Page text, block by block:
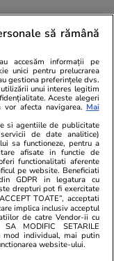
Unica.ro
Nu și ei! S-au
căsnicie! Cei doi
secret. Nimeni
motiv al
să rămână
accesăm informații pe
unici pentru prelucrarea
gestiona preferințele dvs.
unui interes legitim
Aceste alegeri
afecta navigarea. Mai
si agentiile de publicitate
de date analitice)
sa functioneze, pentru a
afisate in functie de
functionalitati aferente
pe website. Beneficiati
GDPR in legatura cu
drepturi pot fi exercitate
TOATE”, acceptati
implica inclusiv acceptul
de catre Vendor-ii cu
MODIFIC SETARILE
mod individual, mai putin
website-ului.